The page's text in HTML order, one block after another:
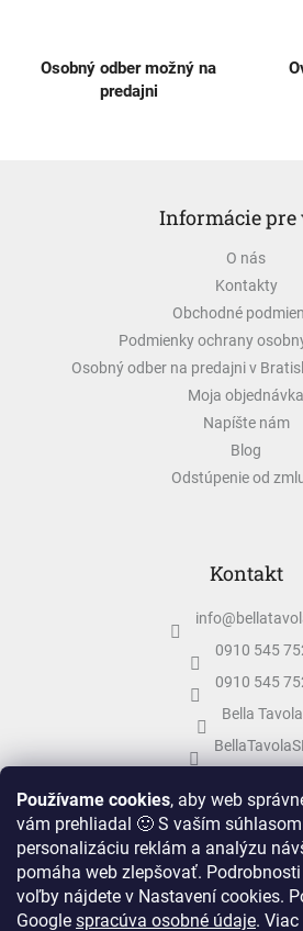
Používame cookies, aby web
vám prehliadal 🙂 S vaším
personalizáciu reklám a analýzu
pomáha web zlepšovať.
voľby nájdete v Nastavení cookies.
Google spracúva osobné údaje. Viac
Osobný odber možný na
predajni
Informácie pre
O nás
Kontakty
Obchodné
Podmienky ochrany
Osobný odber na predajni v
Moja objednávka
Napíšte nám
Blog
Odstúpenie od
Kontakt
info@
0910 545
0910 545
Bella Tavola